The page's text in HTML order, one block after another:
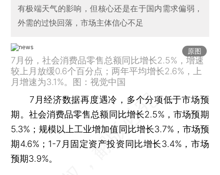
有极端天气的影响，但核心还是在于国内需求偏弱，
外需的过快回落，市场主体信心不足
原图
7月份，社会消费品零售总额同比增长2.5%，增速
较上月放缓0.6个百分点；两年平均增长2.6%，上
月增速为3.1%。图：视觉中国
7月经济数据再度遇冷，多个分项低于市场预
期。社会消费品零售总额同比增长2.5%，市场预期
5.3%；规模以上工业增加值同比增长3.7%，市场预
期4.6%；1-7月固定资产投资同比增长3.4%，市场
预期3.9%。